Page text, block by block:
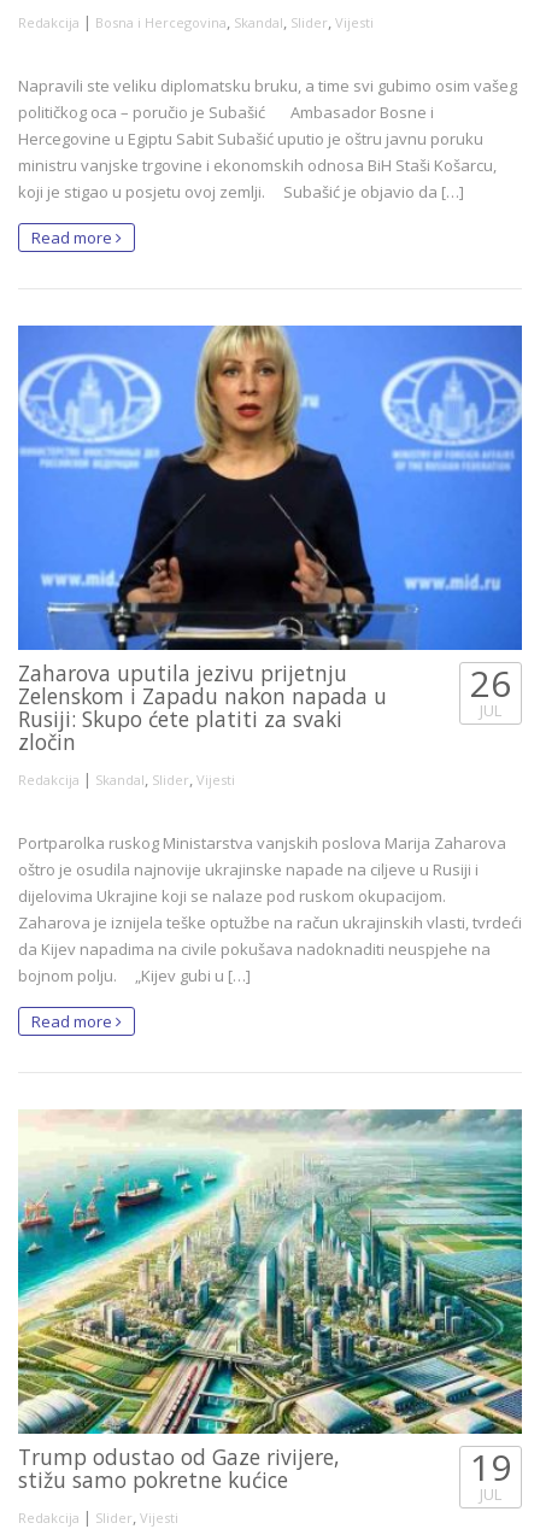
Redakcija | Bosna i Hercegovina, Skandal, Slider, Vijesti
Napravili ste veliku diplomatsku bruku, a time svi gubimo osim vašeg
političkog oca – poručio je Subašić Ambasador Bosne i
Hercegovine u Egiptu Sabit Subašić uputio je oštru javnu poruku
ministru vanjske trgovine i ekonomskih odnosa BiH Staši Košarcu,
koji je stigao u posjetu ovoj zemlji. Subašić je objavio da […]
Read more
Zaharova uputila jezivu prijetnju
Zelenskom i Zapadu nakon napada u
Rusiji: Skupo ćete platiti za svaki
zločin
Redakcija | Skandal, Slider, Vijesti
26
JUL
Portparolka ruskog Ministarstva vanjskih poslova Marija Zaharova
oštro je osudila najnovije ukrajinske napade na ciljeve u Rusiji i
dijelovima Ukrajine koji se nalaze pod ruskom okupacijom.
Zaharova je iznijela teške optužbe na račun ukrajinskih vlasti, tvrdeći
da Kijev napadima na civile pokušava nadoknaditi neuspjehe na
bojnom polju. „Kijev gubi u […]
Read more
Trump odustao od Gaze rivijere,
stižu samo pokretne kućice
Redakcija | Slider, Vijesti
19
JUL